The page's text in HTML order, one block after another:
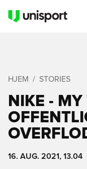
HJEM STORIES
NIKE -
16. AUG. 2021, 13.04